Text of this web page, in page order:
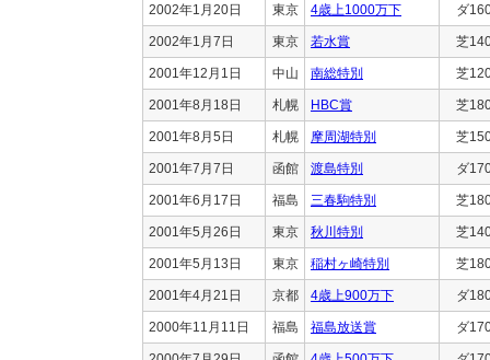
2002年1月20日 東京 4歳上1000万下 ダ
2002年1月7日 東京 若水賞 芝
2001年12月1日 中山 南総特別 芝
2001年8月18日 札幌 HBC賞 芝
2001年8月5日 札幌 摩周湖特別 芝
2001年7月7日 函館 渡島特別 ダ
2001年6月17日 福島 三春駒特別 芝
2001年5月26日 東京 秋川特別 芝
2001年5月13日 東京 稲村ヶ崎特別 芝
2001年4月21日 京都 4歳上900万下 ダ
2000年11月11日 福島 福島放送賞 ダ